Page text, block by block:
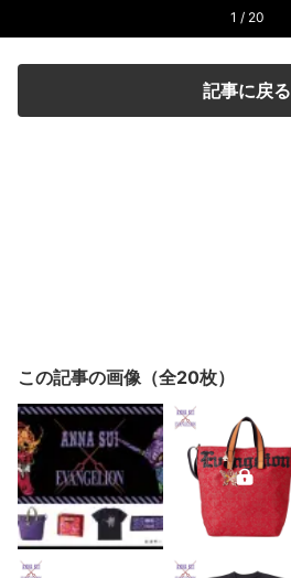
1 / 20
記事に戻る
この記事の画像（全20枚）